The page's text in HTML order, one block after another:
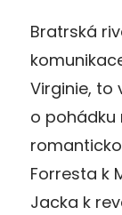
Bratrská
Virginie, to
o pohádku
Forresta k
Jacka k